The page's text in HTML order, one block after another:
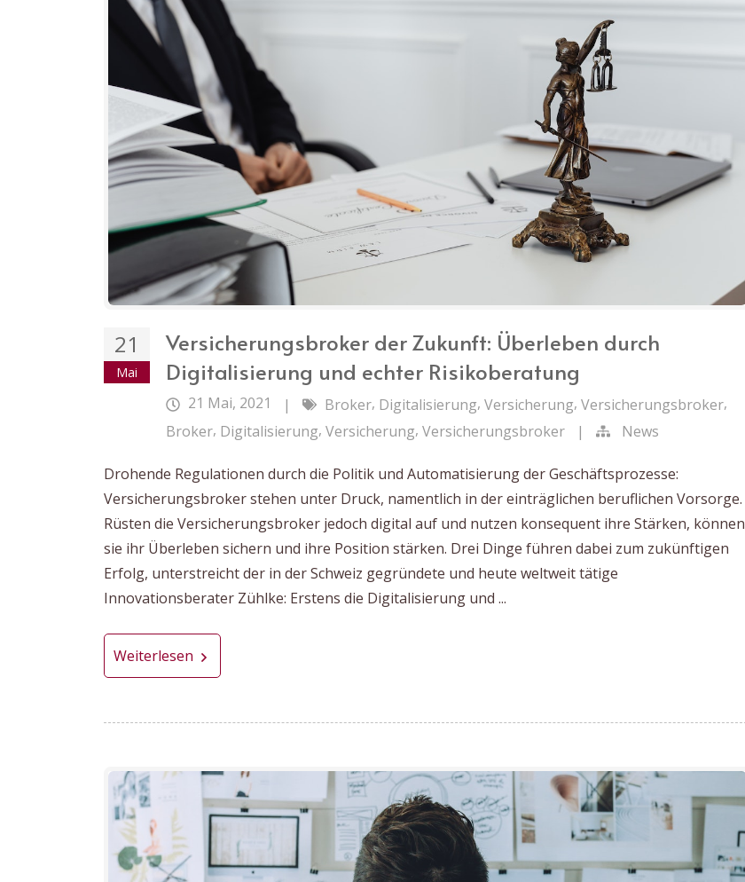
21
Mai
Versicherungsbroker der Zukunft: Überleben durch
Digitalisierung und echter Risikoberatung
21 Mai, 2021 | Broker, Digitalisierung, Versicherung, Versicherungsbroker,
Broker, Digitalisierung, Versicherung, Versicherungsbroker | News
Drohende Regulationen durch die Politik und Automatisierung der Geschäftsprozesse:
Versicherungsbroker stehen unter Druck, namentlich in der einträglichen beruflichen Vorsorge.
Rüsten die Versicherungsbroker jedoch digital auf und nutzen konsequent ihre Stärken, können
sie ihr Überleben sichern und ihre Position stärken. Drei Dinge führen dabei zum zukünftigen
Erfolg, unterstreicht der in der Schweiz gegründete und heute weltweit tätige
Innovationsberater Zühlke: Erstens die Digitalisierung und ...
Weiterlesen